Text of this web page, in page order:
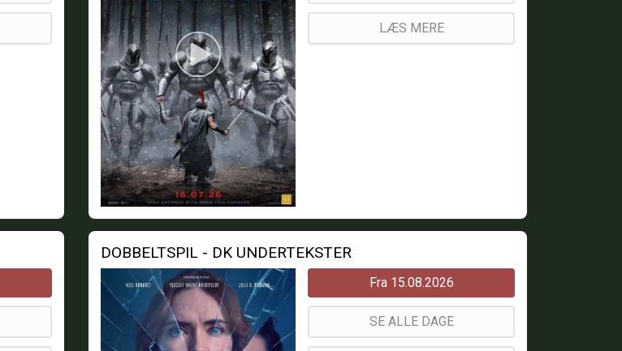
LÆS MERE
DOBBELTSPIL - DK UNDERTEKSTER
Fra 15.08.2026
SE ALLE DAGE